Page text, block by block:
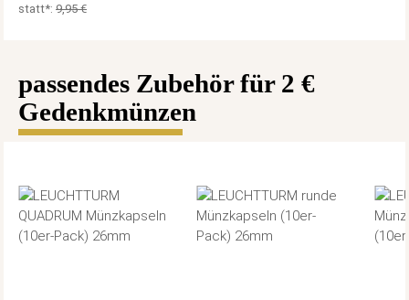
statt*: 9,95 €
passendes Zubehör für 2 €
Gedenkmünzen